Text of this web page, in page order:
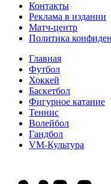
Контакты
Реклама в издании
Матч-центр
Политика
Главная
Футбол
Хоккей
Баскетбол
Фигурное катание
Теннис
Волейбол
Гандбол
VM-Культура